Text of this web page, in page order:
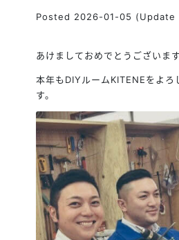
Posted 2026-01-05 (Update
あけましておめでとうございます
本年もDIYルームKITENEをよろ
す。